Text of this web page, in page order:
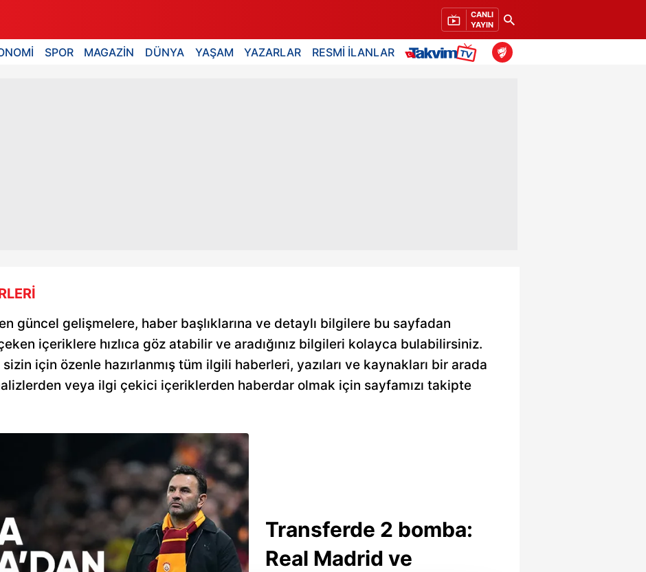
CANLI
YAYIN
SPOR MAGAZİN DÜNYA YAŞAM YAZARLAR RESMİ İLANLAR
güncel gelişmelere, haber başlıklarına ve detaylı bilgilere bu sayfadan
içeriklere hızlıca göz atabilir ve aradığınız bilgileri kolayca bulabilirsiniz.
sizin için özenle hazırlanmış tüm ilgili haberleri, yazıları ve kaynakları bir arada
veya ilgi çekici içeriklerden haberdar olmak için sayfamızı takipte
Transferde 2 bomba:
Real Madrid ve